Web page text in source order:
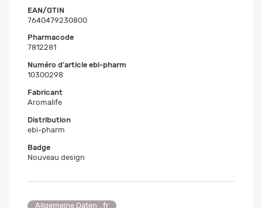
EAN/GTIN
7640479230800
Pharmacode
7812281
Numéro d'article ebi-pharm
10300298
Fabricant
Aromalife
Distribution
ebi-pharm
Badge
Nouveau design
Allgemeine Daten_fr